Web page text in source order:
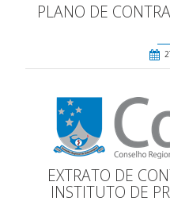
PLANO DE
EXTRATO DE
INSTITUTO DE